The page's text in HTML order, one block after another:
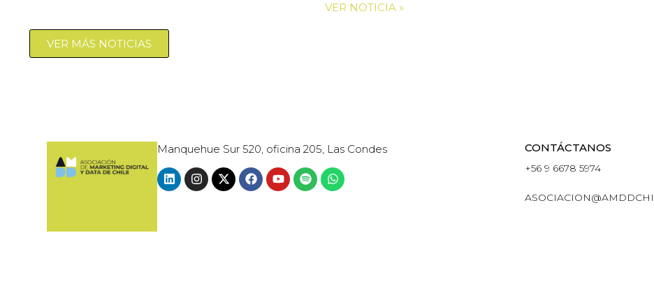
VER NOTICIA »
VER MÁS NOTICIAS
Manquehue Sur 520, oficina 205, Las Condes CONTÁCTANOS
+56 9 6678 5974